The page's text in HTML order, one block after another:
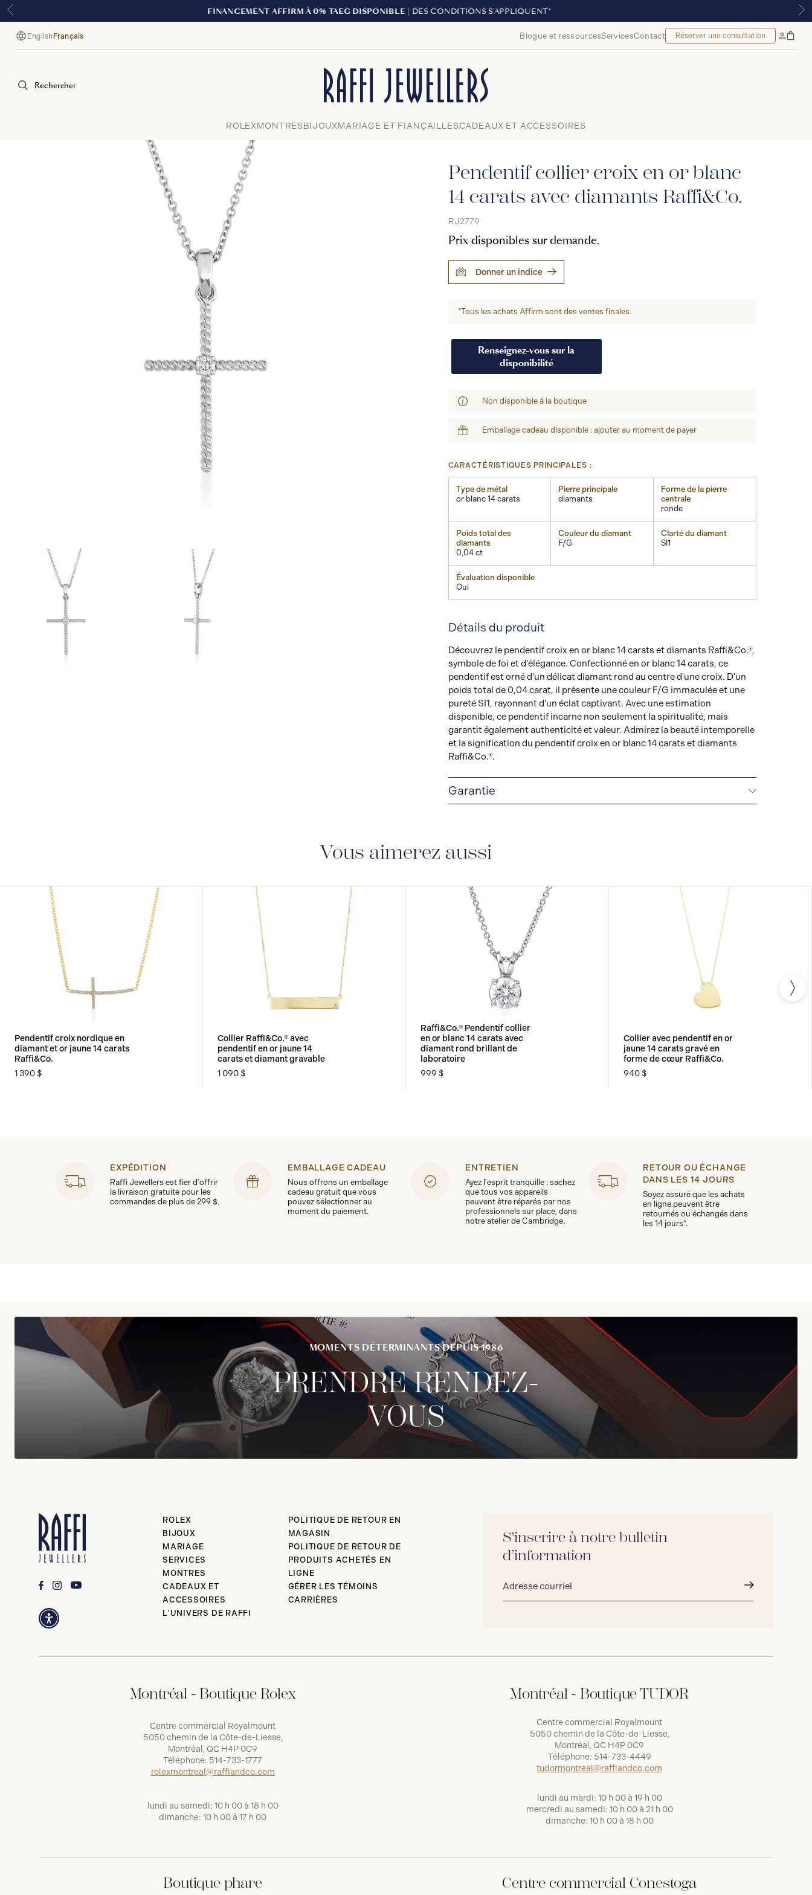
LIVRAISON GRATUITE À PARTIR DE 299 $*
Langue
English Français Blogue et ressourcesServicesContact Réserver une consultation
Mon
compte
Sac
à
Rechercher
Fermer
ROLEXMONTRESBIJOUXMARIAGE ET FIANÇAILLESCADEAUX ET ACCESSOIRES
Pendentif collier croix en or blanc
14 carats avec diamants Raffi&Co.
RJ2779
Prix disponibles sur demande.
Donner un indice
*Tous les achats Affirm sont des ventes finales.
Renseignez-vous sur la
disponibilité
Non disponible à la boutique
Emballage cadeau disponible : ajouter au moment de payer
CARACTÉRISTIQUES PRINCIPALES :
Type de métal
or blanc 14 carats
Pierre principale
diamants
Forme de la pierre
centrale
ronde
Poids total des
diamants
0,04 ct
Couleur du diamant
F/G
Clarté du diamant
SI1
Évaluation disponible
Oui
Détails du produit
Découvrez le pendentif croix en or blanc 14 carats et diamants Raffi&Co.®,
symbole de foi et d'élégance. Confectionné en or blanc 14 carats, ce
pendentif est orné d'un délicat diamant rond au centre d'une croix. D'un
poids total de 0,04 carat, il présente une couleur F/G immaculée et une
pureté SI1, rayonnant d'un éclat captivant. Avec une estimation
disponible, ce pendentif incarne non seulement la spiritualité, mais
garantit également authenticité et valeur. Admirez la beauté intemporelle
et la signification du pendentif croix en or blanc 14 carats et diamants
Raffi&Co.®.
Garantie
Vous aimerez aussi
Pendentif croix nordique en
diamant et or jaune 14 carats
Raffi&Co.
1 390 $
Collier Raffi&Co.® avec
pendentif en or jaune 14
carats et diamant gravable
1 090 $
Raffi&Co.® Pendentif collier
en or blanc 14 carats avec
diamant rond brillant de
laboratoire
999 $
Collier avec pendentif en or
jaune 14 carats gravé en
forme de cœur Raffi&Co.
940 $
EXPÉDITION
Raffi Jewellers est fier d'offrir
la livraison gratuite pour les
commandes de plus de 299 $.
EMBALLAGE CADEAU
Nous offrons un emballage
cadeau gratuit que vous
pouvez sélectionner au
moment du paiement.
ENTRETIEN
Ayez l'esprit tranquille : sachez
que tous vos appareils
peuvent être réparés par nos
professionnels sur place, dans
notre atelier de Cambridge.
RETOUR OU ÉCHANGE
DANS LES 14 JOURS
Soyez assuré que les achats
en ligne peuvent être
retournés ou échangés dans
les 14 jours*.
MOMENTS DÉTERMINANTS DEPUIS 1986
PRENDRE RENDEZ-
VOUS
S'inscrire à notre bulletin
d’information
courriel*
ROLEX
BIJOUX
MARIAGE
SERVICES
MONTRES
CADEAUX ET
ACCESSOIRES
L'UNIVERS DE RAFFI
POLITIQUE DE RETOUR EN
MAGASIN
POLITIQUE DE RETOUR DE
PRODUITS ACHETÉS EN
LIGNE
GÉRER LES TÉMOINS
CARRIÈRES
Montréal - Boutique Rolex
Centre commercial Royalmount
5050 chemin de la Côte-de-Liesse,
Montréal, QC H4P 0C9
Téléphone: 514-733-1777
rolexmontreal@raffiandco.com
lundi au samedi: 10 h 00 à 18 h 00
dimanche: 10 h 00 à 17 h 00
Montréal - Boutique TUDOR
Centre commercial Royalmount
5050 chemin de la Côte-de-Liesse,
Montréal, QC H4P 0C9
Téléphone: 514-733-4449
tudormontreal@raffiandco.com
lundi au mardi: 10 h 00 à 19 h 00
mercredi au samedi: 10 h 00 à 21 h 00
dimanche: 10 h 00 à 18 h 00
Boutique phare Centre commercial Conestoga